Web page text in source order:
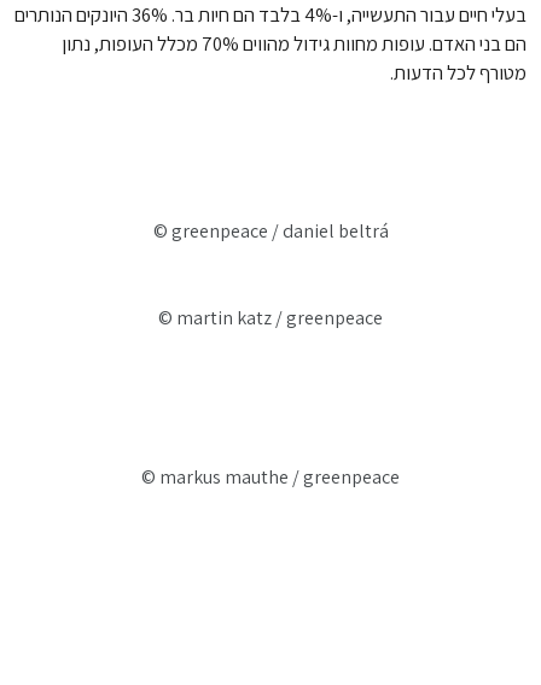
בעלי חיים עבור התעשייה, ו-4% בלבד הם חיות בר. 36% היונקים הנותרים
הם בני האדם. עופות מחוות גידול מהווים 70% מכלל העופות, נתון
מטורף לכל הדעות.
© greenpeace / daniel beltrá
© martin katz / greenpeace
© markus mauthe / greenpeace